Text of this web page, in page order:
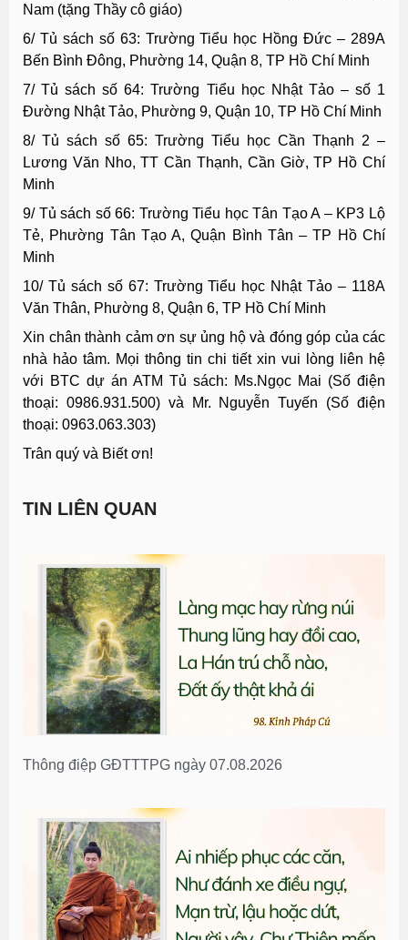
Nam (tặng Thầy cô giáo)
6/ Tủ sách số 63: Trường Tiểu học Hồng Đức – 289A
Bến Bình Đông, Phường 14, Quận 8, TP Hồ Chí Minh
7/ Tủ sách số 64: Trường Tiểu học Nhật Tảo – số 1
Đường Nhật Tảo, Phường 9, Quận 10, TP Hồ Chí Minh
8/ Tủ sách số 65: Trường Tiểu học Cần Thạnh 2 –
Lương Văn Nho, TT Cần Thạnh, Cần Giờ, TP Hồ Chí
Minh
9/ Tủ sách số 66: Trường Tiểu học Tân Tạo A – KP3 Lộ
Tẻ, Phường Tân Tạo A, Quận Bình Tân – TP Hồ Chí
Minh
10/ Tủ sách số 67: Trường Tiểu học Nhật Tảo – 118A
Văn Thân, Phường 8, Quận 6, TP Hồ Chí Minh
Xin chân thành cảm ơn sự ủng hộ và đóng góp của các
nhà hảo tâm. Mọi thông tin chi tiết xin vui lòng liên hệ
với BTC dự án ATM Tủ sách: Ms.Ngọc Mai (Số điện
thoại: 0986.931.500) và Mr. Nguyễn Tuyến (Số điện
thoại: 0963.063.303)
Trân quý và Biết ơn!
TIN LIÊN QUAN
Thông điệp GĐTTTPG ngày 07.08.2026